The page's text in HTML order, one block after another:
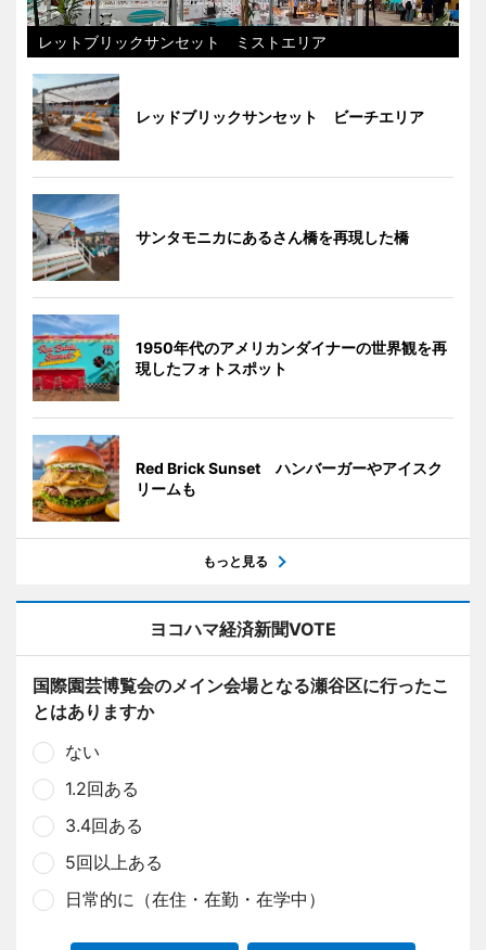
レットブリックサンセット ミストエリア
レッドブリックサンセット ビーチエリア
サンタモニカにあるさん橋を再現した橋
1950年代のアメリカンダイナーの世界観を再
現したフォトスポット
Red Brick Sunset ハンバーガーやアイスク
リームも
もっと見る
ヨコハマ経済新聞VOTE
国際園芸博覧会のメイン会場となる瀬谷区に行ったこ
とはありますか
ない
1.2回ある
3.4回ある
5回以上ある
日常的に（在住・在勤・在学中）